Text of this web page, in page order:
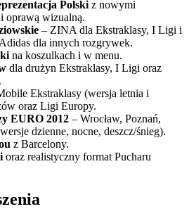
Polski z nowymi
oprawą wizualną.
– ZINA dla Ekstraklasy, I Ligi i
dla innych rozgrywek.
na koszulkach i w menu.
dla drużyn Ekstraklasy, I Ligi oraz
Ekstraklasy (wersja letnia i
oraz Ligi Europy.
EURO 2012 – Wrocław, Poznań,
dzienne, nocne, deszcz/śnieg).
z Barcelony.
oraz realistyczny format Pucharu